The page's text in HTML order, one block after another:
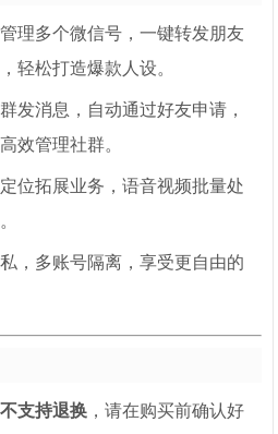
管理多个微信号，一键转发朋友
轻松打造爆款人设。
群发消息，自动通过好友申请，
效管理社群。
定位拓展业务，语音视频批量处
私，多账号隔离，享受更自由的
支持退换 ，请在购买前确认好